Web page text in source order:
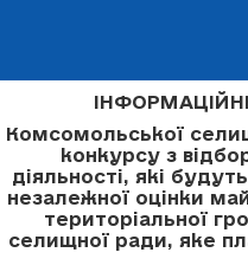
Комсомольської
конкурсу з
діяльності, які
незалежної оцінки
територіальної
селищної ради, яке